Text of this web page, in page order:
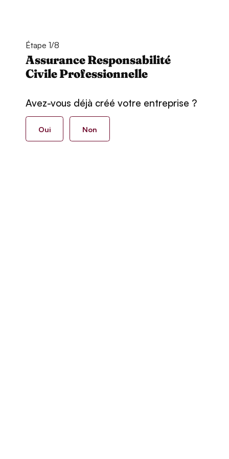
Étape 1/8
Assurance Responsabilité
Civile Professionnelle
Avez-vous déjà créé votre entreprise ?
Oui Non